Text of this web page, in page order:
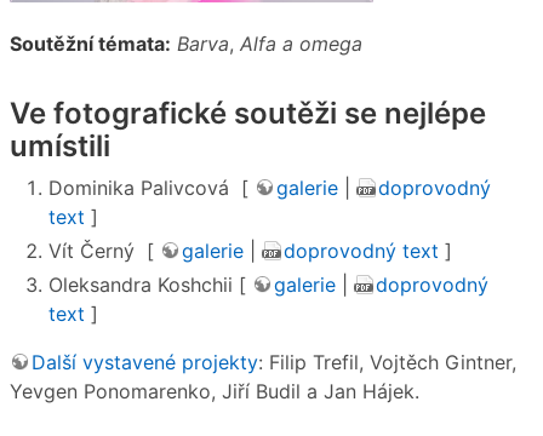
Soutěžní témata: Barva, Alfa a omega
Ve fotografické soutěži se nejlépe
umístili
Dominika Palivcová [ galerie
doprovodný
text ]
Vít Černý [
galerie doprovodný text ]
Oleksandra Koshchii [
galerie
doprovodný
text ]
Další vystavené projekty: Filip Trefil, Vojtěch Gintner,
Yevgen Ponomarenko, Jiří Budil a Jan Hájek.